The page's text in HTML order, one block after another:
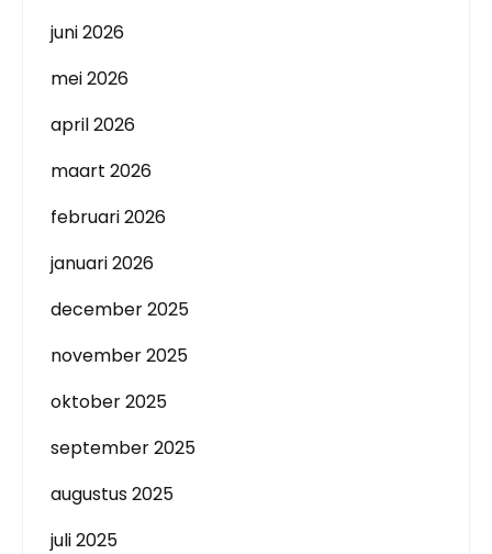
juni 2026
mei 2026
april 2026
maart 2026
februari 2026
januari 2026
december 2025
november 2025
oktober 2025
september 2025
augustus 2025
juli 2025